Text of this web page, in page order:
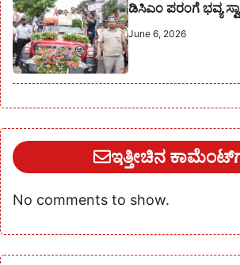
ಡಿಸಿಎಂ ಪರಂಗೆ ಭವ್ಯ
June 6, 2026
ಇತ್ತೀಚಿನ
No comments to show.